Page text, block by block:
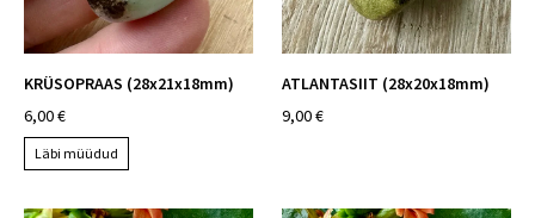
KRÜSOPRAAS (28x21x18mm)
6,00 €
Läbi müüdud
ATLANTASIIT (28x20x18mm)
9,00 €